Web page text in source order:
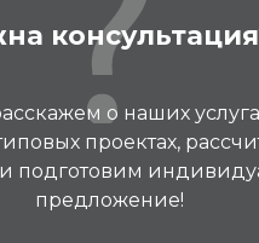
о наших
проектах,
подготовим
предложение!